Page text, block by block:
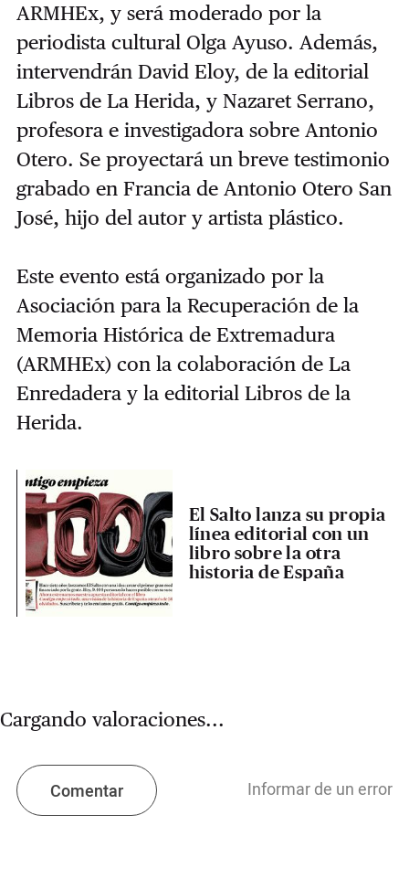
ARMHEx, y será moderado por la
periodista cultural Olga Ayuso. Además,
intervendrán David Eloy, de la editorial
Libros de La Herida, y Nazaret Serrano,
profesora e investigadora sobre Antonio
Otero. Se proyectará un breve testimonio
grabado en Francia de Antonio Otero San
José, hijo del autor y artista plástico.
Este evento está organizado por la
Asociación para la Recuperación de la
Memoria Histórica de Extremadura
(ARMHEx) con la colaboración de La
Enredadera y la editorial Libros de la
Herida.
El Salto lanza su propia
línea editorial con un
libro sobre la otra
historia de España
Cargando valoraciones...
Comentar Informar de un error